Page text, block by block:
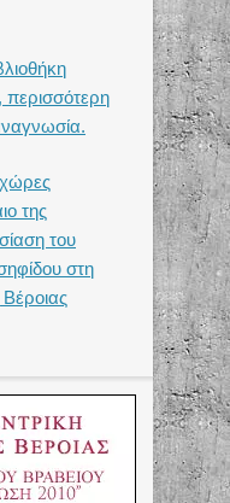
της
του
στη